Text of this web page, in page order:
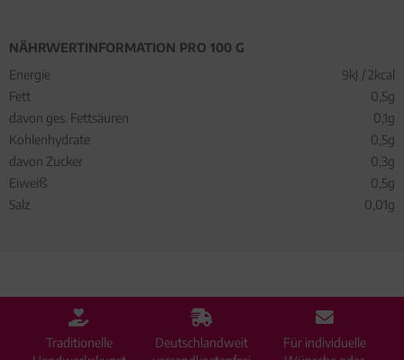
NÄHRWERTINFORMATION PRO 100 G
Energie
9kJ / 2kcal
Fett
0,5g
davon ges. Fettsäuren
0,1g
Kohlenhydrate
0,5g
davon Zucker
0,3g
Eiweiß
0,5g
Salz
0,01g
Traditionelle
Deutschlandweit
Für individuelle